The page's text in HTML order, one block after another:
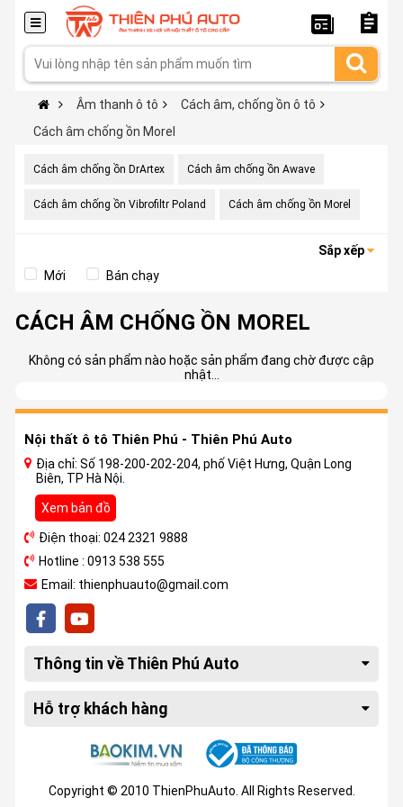
Âm thanh ô tô
Cách âm, chống ồn ô tô
Cách âm chống ồn Morel
Cách âm chống ồn DrArtex Cách âm chống ồn Awave
Cách âm chống ồn Vibrofiltr Poland Cách âm chống ồn Morel
Sắp xếp
Mới
Bán chạy
CÁCH ÂM CHỐNG ỒN MOREL
Không có sản phẩm nào hoặc sản phẩm đang chờ được cập
nhật...
Nội thất ô tô Thiên Phú - Thiên Phú Auto
Địa chỉ: Số 198-200-202-204, phố Việt Hưng, Quận Long
Biên, TP Hà Nội.
Xem bản đồ
Điện thoại: 024 2321 9888
Hotline : 0913 538 555
Email: thienphuauto@gmail.com
Thông tin về Thiên Phú Auto
Hỗ trợ khách hàng
Copyright © 2010 ThienPhuAuto. All Rights Reserved.